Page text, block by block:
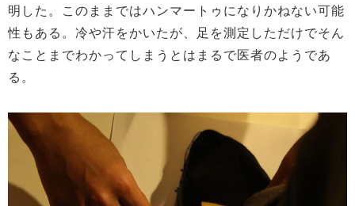
明した。このままではハンマートゥになりかねない可能
性もある。冷や汗をかいたが、足を測定しただけでそん
なことまでわかってしまうとはまるで医者のようであ
る。